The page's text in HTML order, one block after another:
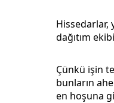
Hissedarlar,
dağıtım
Çünkü işin
bunların
en hoşuna